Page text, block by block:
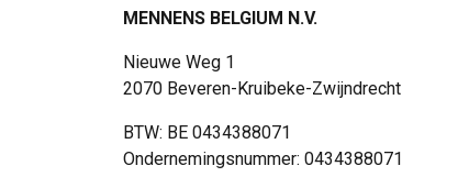
MENNENS BELGIUM N.V.
Nieuwe Weg 1
2070 Beveren-Kruibeke-Zwijndrecht
BTW: BE 0434388071
Ondernemingsnummer: 0434388071